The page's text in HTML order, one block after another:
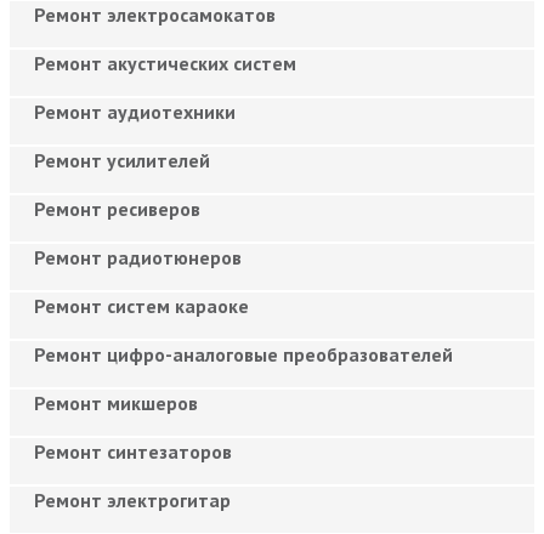
Ремонт электросамокатов
Ремонт акустических систем
Ремонт аудиотехники
Ремонт усилителей
Ремонт ресиверов
Ремонт радиотюнеров
Ремонт систем караоке
Ремонт цифро-аналоговые преобразователей
Ремонт микшеров
Ремонт синтезаторов
Ремонт электрогитар